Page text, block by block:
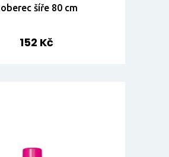
šíře 80 cm
152 Kč